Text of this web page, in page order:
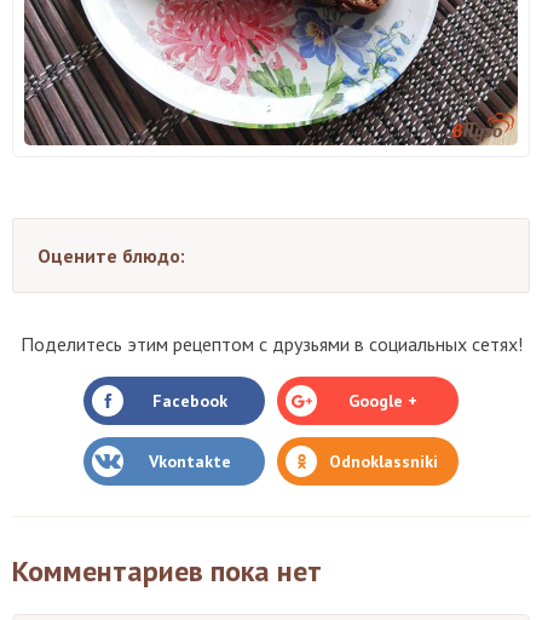
Оцените блюдо:
Поделитесь этим рецептом с друзьями в социальных сетях!
Facebook Google +
Vkontakte Odnoklassniki
Комментариев пока нет